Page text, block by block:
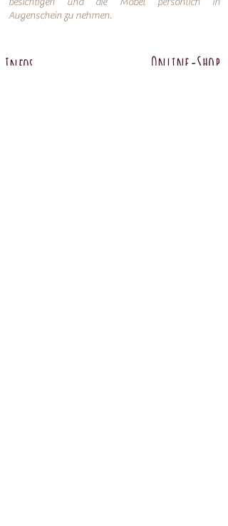
Augenschein zu nehmen.
Infos Online-Shop